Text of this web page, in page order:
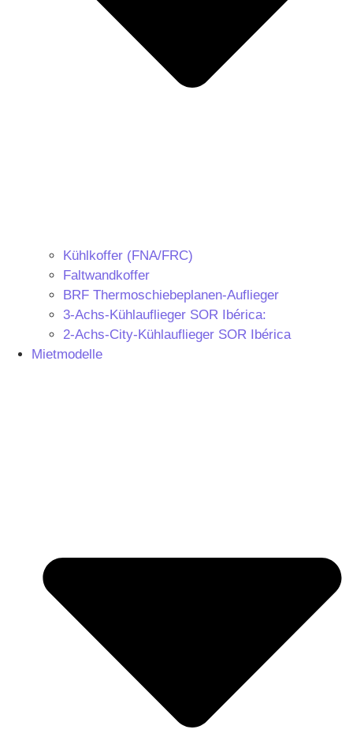
Kühlkoffer (FNA/FRC)
Faltwandkoffer
BRF Thermoschiebeplanen-Auflieger
3-Achs-Kühlauflieger SOR Ibérica:
2-Achs-City-Kühlauflieger SOR Ibérica
Mietmodelle